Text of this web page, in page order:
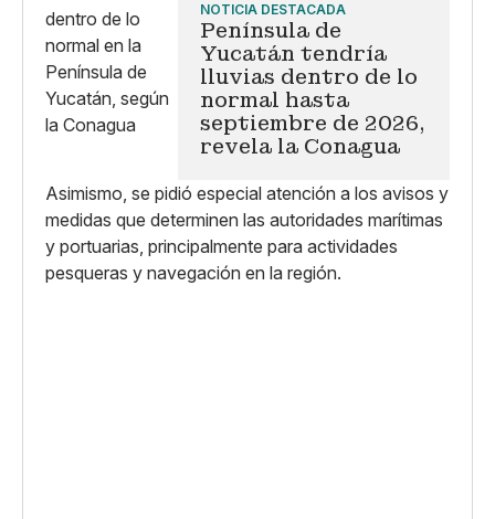
NOTICIA DESTACADA
Península de
Yucatán tendría
lluvias dentro de lo
normal hasta
septiembre de 2026,
revela la Conagua
Asimismo, se pidió especial atención a los avisos y
medidas que determinen las autoridades marítimas
y portuarias, principalmente para actividades
pesqueras y navegación en la región.